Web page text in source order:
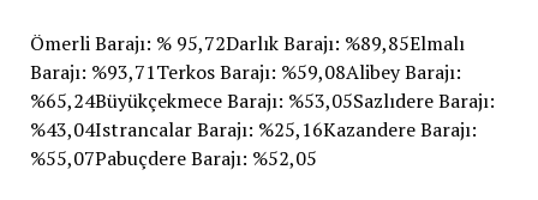
Ömerli Barajı: % 95,72Darlık Barajı: %89,85Elmalı
Barajı: %93,71Terkos Barajı: %59,08Alibey Barajı:
%65,24Büyükçekmece Barajı: %53,05Sazlıdere Barajı:
%43,04Istrancalar Barajı: %25,16Kazandere Barajı:
%55,07Pabuçdere Barajı: %52,05